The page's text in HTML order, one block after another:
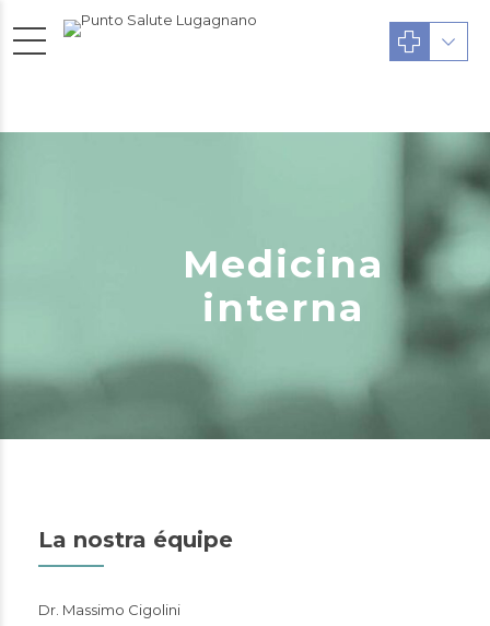
Medicina
interna
La nostra équipe
Dr. Massimo Cigolini